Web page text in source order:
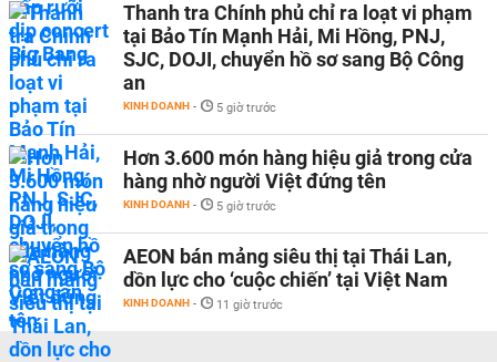
Thanh tra Chính phủ chỉ ra loạt vi phạm
tại Bảo Tín Mạnh Hải, Mi Hồng, PNJ,
SJC, DOJI, chuyển hồ sơ sang Bộ Công
an
KINH DOANH - 5 giờ trước
Hơn 3.600 món hàng hiệu giả trong cửa
hàng nhờ người Việt đứng tên
KINH DOANH - 5 giờ trước
AEON bán mảng siêu thị tại Thái Lan,
dồn lực cho ‘cuộc chiến’ tại Việt Nam
KINH DOANH - 11 giờ trước